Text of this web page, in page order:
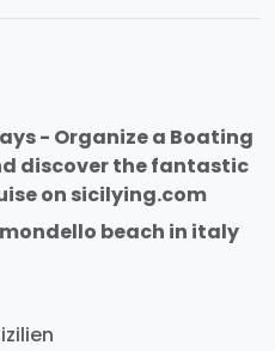
- Organize a Boating
discover the fantastic
on sicilying.com
beach in italy